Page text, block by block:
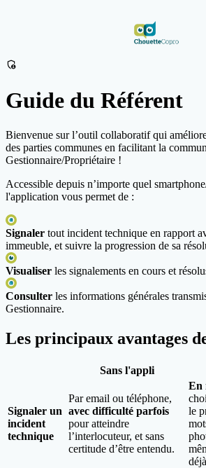
admin_panel_settings
Guide du Référent
Bienvenue sur l’outil collaboratif qui
des parties communes en facilitant la
Gestionnaire/Propriétaire !
Accessible depuis n’importe quel
l'application vous permet de :
Signaler tout incident technique en rapport
immeuble, et suivre la progression de sa
Visualiser les signalements en cours et
Consulter les informations générales
Gestionnaire.
Les principaux avantages
Sans l'appli
Signaler un
incident
technique
Par email ou téléphone,
avec difficulté parfois
pour atteindre
l’interlocuteur, et sans
certitude d’être entendu.
En
le